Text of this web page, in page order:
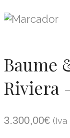
Baume
Riviera
3.300,00€ (Iva